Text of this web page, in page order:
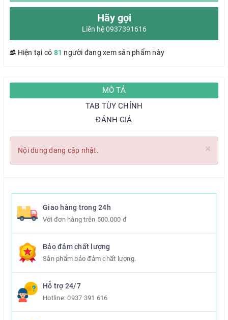
Hãy gọi
Liên hệ 0937391616
Hiện tại có 81 người đang xem sản phẩm này
MÔ TẢ
TAB TÙY CHỈNH
ĐÁNH GIÁ
×
Nội dung đang cập nhật.
Giao hàng trong 24h
Với đơn hàng trên 500.000 đ
Bảo đảm chất lượng
Sản phẩm bảo đảm chất lượng.
Hỗ trợ 24/7
Hotline:0937 391 616